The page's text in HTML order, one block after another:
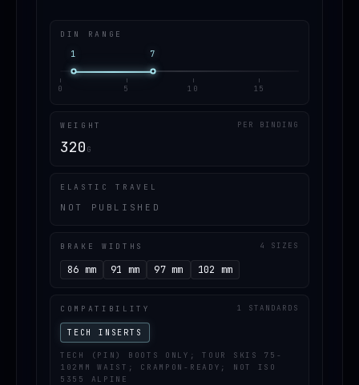
DIN RANGE
1
7
0 5 10 15
WEIGHT PER BINDING
320 G
ELASTIC TRAVEL
NOT PUBLISHED
BRAKE WIDTHS 4 SIZES
86 mm 91 mm 97 mm 102 mm
COMPATIBILITY 1 STANDARDS
TECH INSERTS
TECH (PIN) BOOTS ONLY; TOUR SKIS 75-
102MM WAIST; CRAMPON-READY; NOT ISO
5355 ALPINE